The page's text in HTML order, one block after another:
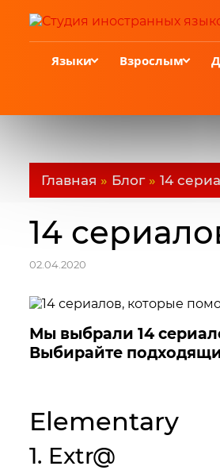
Языки Взрослым
Главная » Блог» 14
14
02.04.2020
Мы выбрали 14
Выбирайте
Elementary
1. Extr@